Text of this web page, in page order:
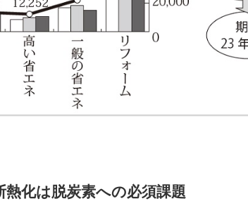
熱化は脱炭素への必須課題